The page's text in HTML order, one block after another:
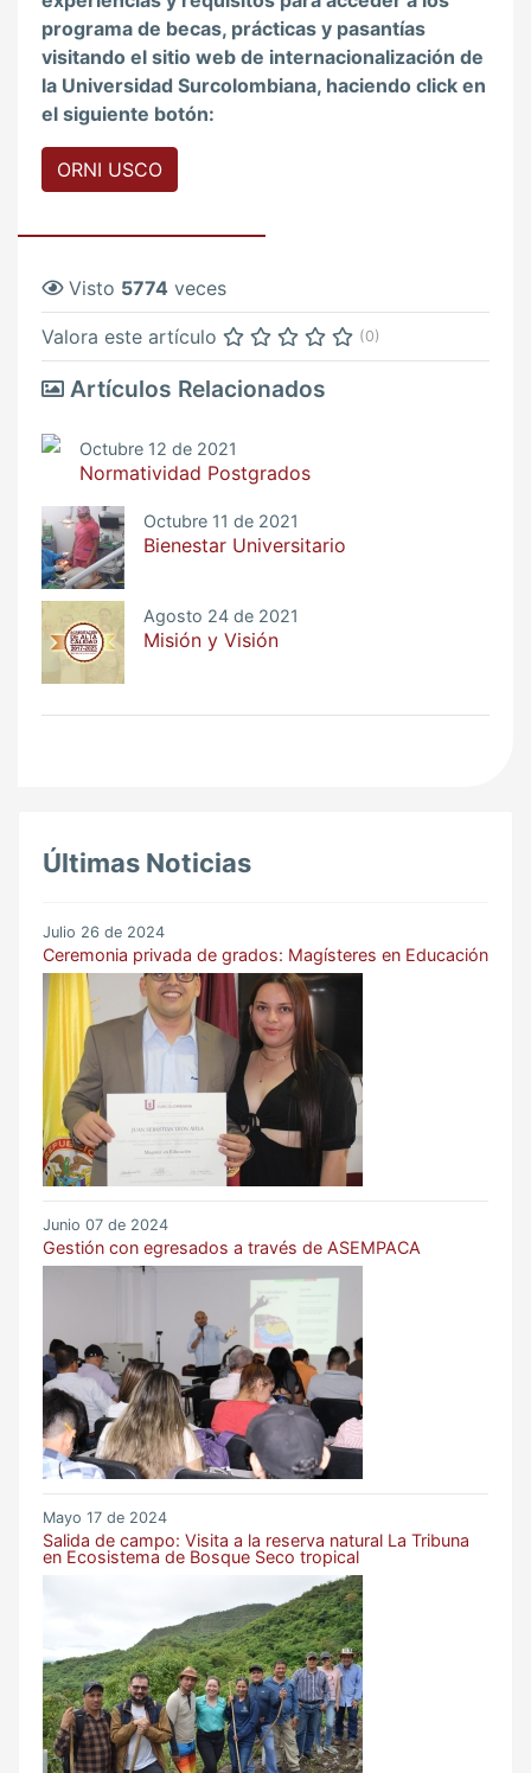
programa de becas, prácticas y pasantías
visitando el sitio web de internacionalización de
la Universidad Surcolombiana, haciendo click en
el siguiente botón:
ORNI USCO
Visto 5774 veces
Valora este artículo (0)
Artículos Relacionados
Octubre 12 de 2021
Normatividad Postgrados
Octubre 11 de 2021
Bienestar Universitario
Agosto 24 de 2021
Misión y Visión
Últimas Noticias
Julio 26 de 2024
Ceremonia privada de grados: Magísteres en Educación
Junio 07 de 2024
Gestión con egresados a través de ASEMPACA
Mayo 17 de 2024
Salida de campo: Visita a la reserva natural La Tribuna
en Ecosistema de Bosque Seco tropical